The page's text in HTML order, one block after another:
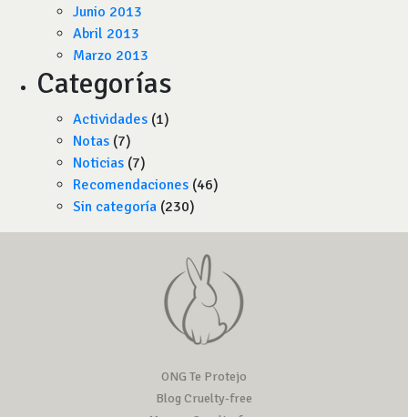
Junio 2013
Abril 2013
Marzo 2013
Categorías
Actividades (1)
Notas (7)
Noticias (7)
Recomendaciones (46)
Sin categoría (230)
ONG Te Protejo
Blog Cruelty-free